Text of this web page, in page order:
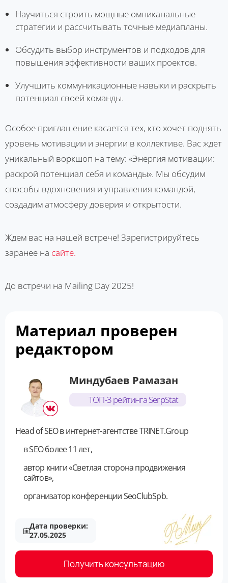
Научиться строить мощные омниканальные
стратегии и рассчитывать точные медиапланы.
Обсудить выбор инструментов и подходов для
повышения эффективности ваших проектов.
Улучшить коммуникационные навыки и раскрыть
потенциал своей команды.
Особое приглашение касается тех, кто хочет поднять
уровень мотивации и энергии в коллективе. Вас ждет
уникальный воркшоп на тему: «Энергия мотивации:
раскрой потенциал себя и команды». Мы обсудим
способы вдохновения и управления командой,
создадим атмосферу доверия и открытости.
Ждем вас на нашей встрече! Зарегистрируйтесь
заранее на сайте.
До встречи на Mailing Day 2025!
Материал проверен
редактором
Миндубаев Рамазан
ТОП-3 рейтинга SerpStat
Head of SEO в интернет-агентстве TRINET.Group
в SEO более 11 лет,
автор книги «Светлая сторона продвижения
сайтов»,
организатор конференции SeoClubSpb.
Дата проверки:
27.05.2025
Получить консультацию